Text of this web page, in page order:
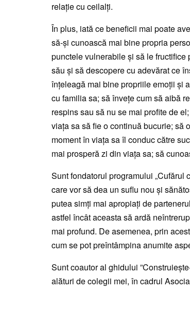
relație cu ceilalți.
În plus, iată ce beneficii mai poate
să-și cunoască mai bine propria
punctele vulnerabile și să le
său și să descopere cu adevărat ce
înțeleagă mai bine propriile emoții și
cu familia sa; să învețe cum să aibă
respins sau să nu se mai profite de
viața sa să fie o continuă bucurie; să
moment în viața sa îl conduc către
mai prosperă zi din viața sa; să
Sunt fondatorul programului „Cufărul
care vor să dea un suflu nou și
putea simți mai apropiați de
astfel încât aceasta să ardă
mai profund. De asemenea, prin
cum se pot preîntâmpina anumite
Sunt coautor al ghidului
alături de colegii mei, în cadrul